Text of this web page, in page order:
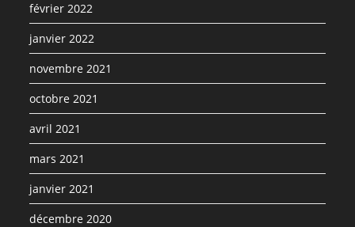
février 2022
janvier 2022
novembre 2021
octobre 2021
avril 2021
mars 2021
janvier 2021
décembre 2020